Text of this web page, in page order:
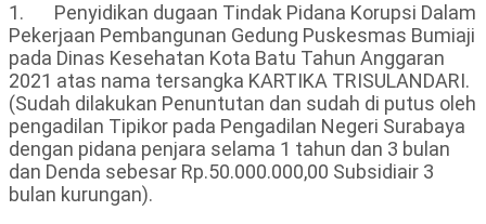
1. Penyidikan dugaan Tindak Pidana Korupsi Dalam
Pekerjaan Pembangunan Gedung Puskesmas Bumiaji
pada Dinas Kesehatan Kota Batu Tahun Anggaran
2021 atas nama tersangka KARTIKA TRISULANDARI.
(Sudah dilakukan Penuntutan dan sudah di putus oleh
pengadilan Tipikor pada Pengadilan Negeri Surabaya
dengan pidana penjara selama 1 tahun dan 3 bulan
dan Denda sebesar Rp.50.000.000,00 Subsidiair 3
bulan kurungan).